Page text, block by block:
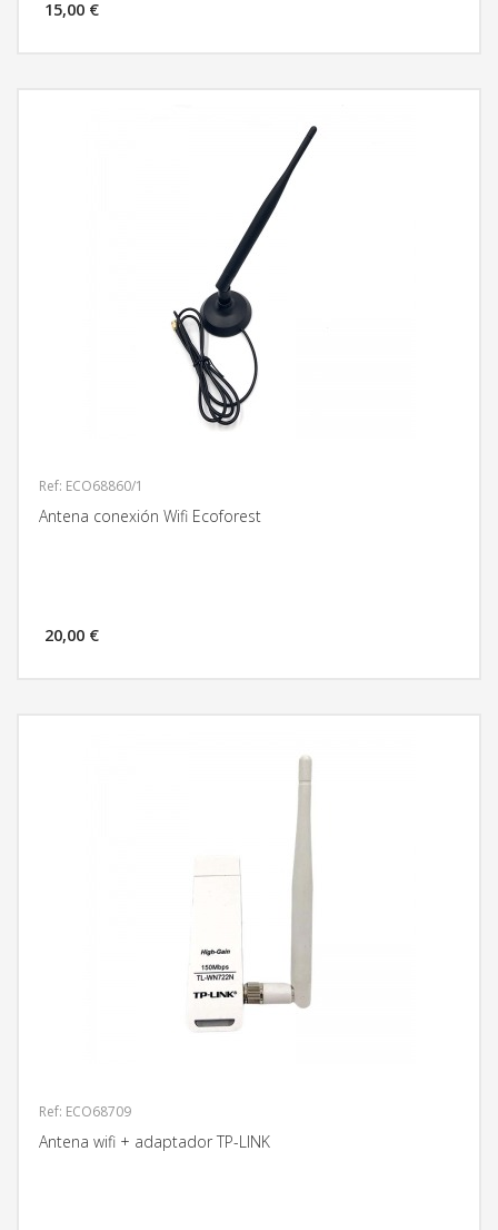
15,00 €
Ref: ECO68860/1
Antena conexión Wifi Ecoforest
20,00 €
Ref: ECO68709
Antena wifi + adaptador TP-LINK